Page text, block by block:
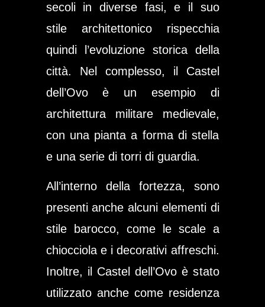
secoli in diverse fasi, e il suo
stile architettonico rispecchia
quindi l’evoluzione storica della
città. Nel complesso, il Castel
dell’Ovo è un esempio di
architettura militare medievale,
con una pianta a forma di stella
e una serie di torri di guardia.
All’interno della fortezza, sono
presenti anche alcuni elementi di
stile barocco, come le scale a
chiocciola e i decorativi affreschi.
Inoltre, il Castel dell’Ovo è stato
utilizzato anche come residenza